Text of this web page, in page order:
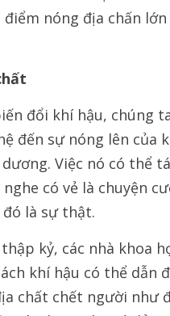
nóng địa chấn
đổi khí hậu, chúng
đến sự nóng lên của
Việc nó có thể
có vẻ là chuyện
là sự thật.
kỷ, các nhà khoa
khí hậu có thể dẫn
chất chết người như